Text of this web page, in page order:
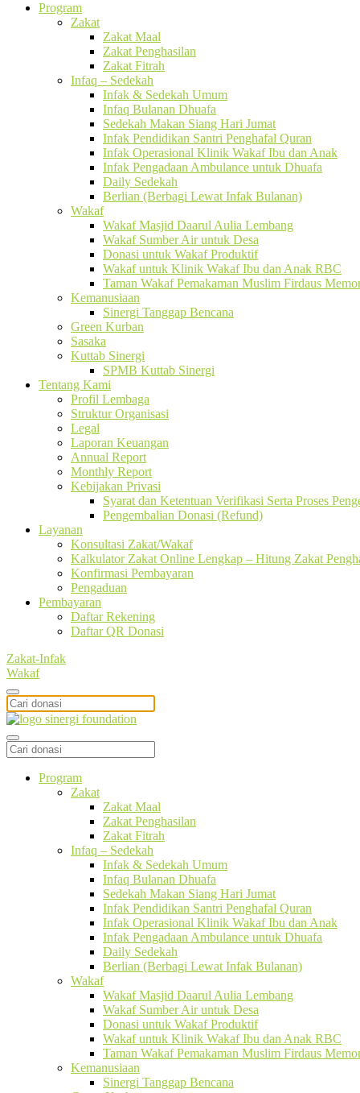
Program
Zakat
Zakat Maal
Zakat Penghasilan
Zakat Fitrah
Infaq – Sedekah
Infak & Sedekah Umum
Infaq Bulanan Dhuafa
Sedekah Makan Siang Hari Jumat
Infak Pendidikan Santri Penghafal Quran
Infak Operasional Klinik Wakaf Ibu dan Anak
Infak Pengadaan Ambulance untuk Dhuafa
Daily Sedekah
Berlian (Berbagi Lewat Infak Bulanan)
Wakaf
Wakaf Masjid Daarul Aulia Lembang
Wakaf Sumber Air untuk Desa
Donasi untuk Wakaf Produktif
Wakaf untuk Klinik Wakaf Ibu dan Anak RBC
Taman Wakaf Pemakaman Muslim Firdaus
Kemanusiaan
Sinergi Tanggap Bencana
Green Kurban
Sasaka
Kuttab Sinergi
SPMB Kuttab Sinergi
Tentang Kami
Profil Lembaga
Struktur Organisasi
Legal
Laporan Keuangan
Annual Report
Monthly Report
Kebijakan Privasi
Syarat dan Ketentuan Verifikasi Serta Proses
Pengembalian Donasi (Refund)
Layanan
Konsultasi Zakat/Wakaf
Kalkulator Zakat Online Lengkap – Hitung Zakat
Konfirmasi Pembayaran
Pengaduan
Pembayaran
Daftar Rekening
Daftar QR Donasi
Zakat-Infak
Wakaf
Program
Zakat
Zakat Maal
Zakat Penghasilan
Zakat Fitrah
Infaq – Sedekah
Infak & Sedekah Umum
Infaq Bulanan Dhuafa
Sedekah Makan Siang Hari Jumat
Infak Pendidikan Santri Penghafal Quran
Infak Operasional Klinik Wakaf Ibu dan Anak
Infak Pengadaan Ambulance untuk Dhuafa
Daily Sedekah
Berlian (Berbagi Lewat Infak Bulanan)
Wakaf
Wakaf Masjid Daarul Aulia Lembang
Wakaf Sumber Air untuk Desa
Donasi untuk Wakaf Produktif
Wakaf untuk Klinik Wakaf Ibu dan Anak RBC
Taman Wakaf Pemakaman Muslim Firdaus
Kemanusiaan
Sinergi Tanggap Bencana